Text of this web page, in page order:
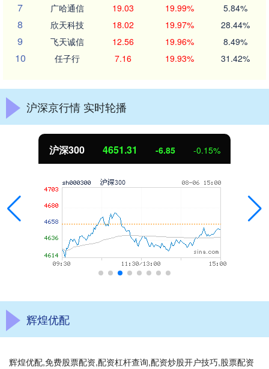
7 广哈通信 19.03 19.99% 5.84%
8 欣天科技 18.02 19.97% 28.44%
9 飞天诚信 12.56 19.96% 8.49%
10 任子行 7.16 19.93% 31.42%
沪深京行情 实时轮播
沪深300 4651.31 -6.85 -0.15%
辉煌优配
辉煌优配,免费股票配资,配资杠杆查询,配资炒股开户技巧,股票配资